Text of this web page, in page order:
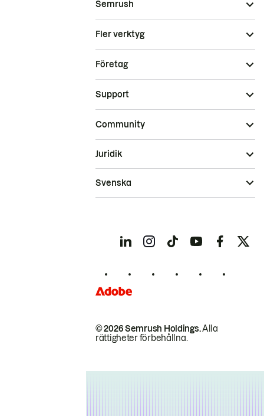
Semrush
Fler verktyg
Företag
Support
Community
© 2026 Semrush Holdings.Alla
rättigheter förbehållna.
Juridik
Svenska